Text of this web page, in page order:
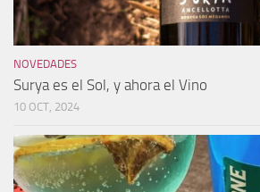
NOVEDADES
Surya es el Sol, y ahora el Vino
10 OCT, 2024